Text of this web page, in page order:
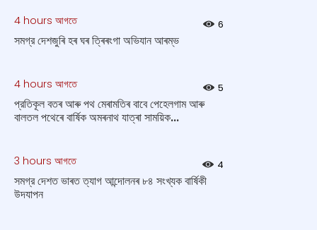
4 hours আগতে 6
সমগ্র দেশজুৰি হৰ ঘৰ ত্ৰিৰংগা অভিযান আৰম্ভ
4 hours আগতে 5
প্রতিকূল বতৰ আৰু পথ মেৰামতিৰ বাবে পেহেলগাম আৰু
বালতল পথেৰে বাৰ্ষিক অমৰনাথ যাত্ৰা সাময়িক...
3 hours আগতে 4
সমগ্র দেশত ভাৰত ত্যাগ আন্দোলনৰ ৮৪ সংখ্যক বার্ষিকী
উদযাপন